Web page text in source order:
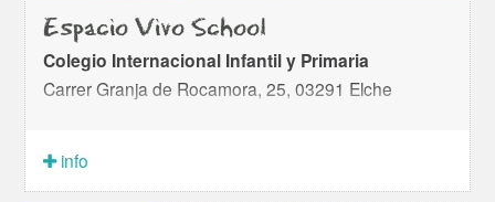
Espacio Vivo School
Colegio Internacional Infantil y Primaria
Carrer Granja de Rocamora, 25, 03291 Elche
info